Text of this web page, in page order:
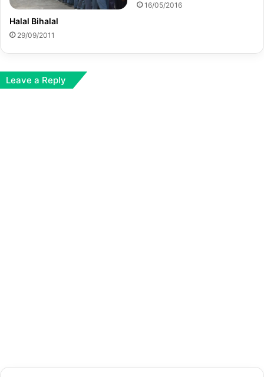
Halal Bihalal
29/09/2011
16/05/2016
Leave a Reply